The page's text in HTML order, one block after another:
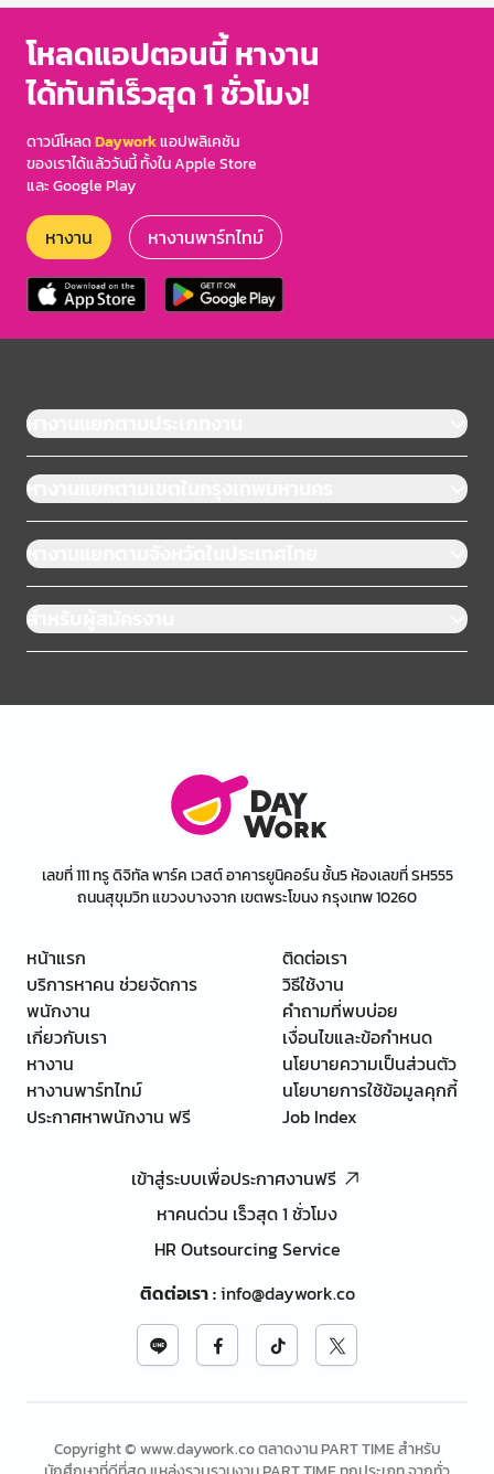
โหลดแอปตอนนี้ หางาน
ได้ทันทีเร็วสุด 1 ชั่วโมง!
ดาวน์โหลดDayworkแอปพลิเคชัน
ของเราได้แล้ววันนี้ ทั้งใน Apple Store
และ Google Play
หางาน หางานพาร์ทไทม์
หางานแยกตามประเภทงาน
หางานแยกตามเขตในกรุงเทพมหานคร
หางานแยกตามจังหวัดในประเทศไทย
สำหรับผู้สมัครงาน
เลขที่ 111 ทรู ดิจิทัล พาร์ค เวสต์ อาคารยูนิคอร์น ชั้น5 ห้องเลขที่ SH555
ถนนสุขุมวิท แขวงบางจาก เขตพระโขนง กรุงเทพ 10260
หน้าแรก
บริการหาคน ช่วยจัดการ
พนักงาน
เกี่ยวกับเรา
หางาน
หางานพาร์ทไทม์
ประกาศหาพนักงาน ฟรี
ติดต่อเรา
วิธีใช้งาน
คำถามที่พบบ่อย
เงื่อนไขและข้อกำหนด
นโยบายความเป็นส่วนตัว
นโยบายการใช้ข้อมูลคุกกี้
Job Index
เข้าสู่ระบบเพื่อประกาศงานฟรี
หาคนด่วน เร็วสุด 1 ชั่วโมง
HR Outsourcing Service
ติดต่อเรา:info@daywork.co
Copyright © www.daywork.co ตลาดงาน PART TIME สำหรับ